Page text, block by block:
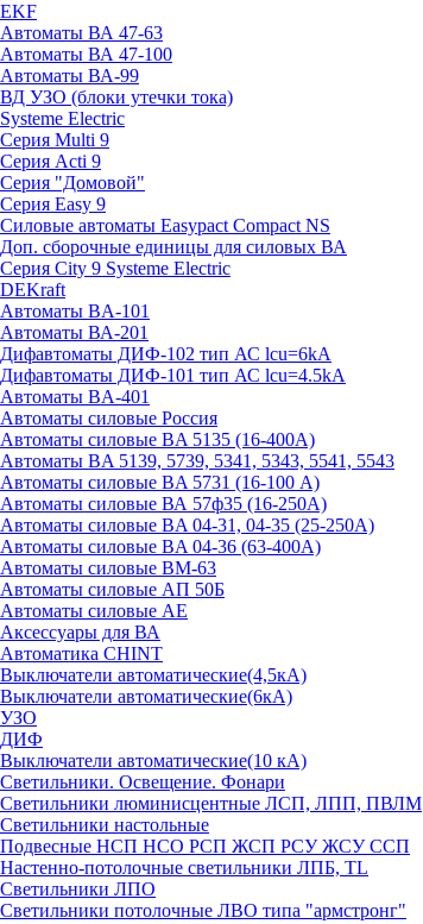
EKF
Автоматы ВА 47-63
Автоматы ВА 47-100
Автоматы ВА-99
ВД УЗО (блоки утечки тока)
Systeme Electric
Серия Multi 9
Серия Acti 9
Серия "Домовой"
Серия Easy 9
Силовые автоматы Easypact Compact NS
Доп. сборочные единицы для силовых ВА
Серия City 9 Systeme Electric
DEKraft
Автоматы BA-101
Автоматы ВА-201
Дифавтоматы ДИФ-102 тип АС lcu=6kA
Дифавтоматы ДИФ-101 тип АС lcu=4.5kA
Автоматы BA-401
Автоматы силовые Россия
Автоматы силовые BA 5135 (16-400А)
Автоматы BA 5139, 5739, 5341, 5343, 5541, 5543
Автоматы силовые BA 5731 (16-100 А)
Автоматы силовые ВА 57ф35 (16-250А)
Автоматы силовые BA 04-31, 04-35 (25-250А)
Автоматы силовые BA 04-36 (63-400А)
Автоматы силовые ВМ-63
Автоматы силовые АП 50Б
Автоматы силовые АЕ
Аксессуары для ВА
Автоматика CHINT
Выключатели автоматические(4,5кА)
Выключатели автоматические(6кА)
УЗО
ДИФ
Выключатели автоматические(10 кА)
Светильники. Освещение. Фонари
Светильники люминисцентные ЛСП, ЛПП, ПВЛМ
Светильники настольные
Подвесные НСП НСО РСП ЖСП РСУ ЖСУ ССП
Настенно-потолочные светильники ЛПБ, TL
Светильники ЛПО
Светильники потолочные ЛВО типа "армстронг"